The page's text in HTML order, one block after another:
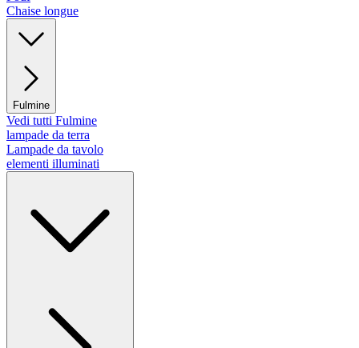
Chaise longue
Fulmine
Vedi tutti Fulmine
lampade da terra
Lampade da tavolo
elementi illuminati